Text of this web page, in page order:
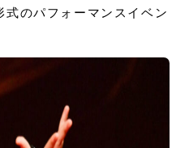
式のパフォーマンスイベン